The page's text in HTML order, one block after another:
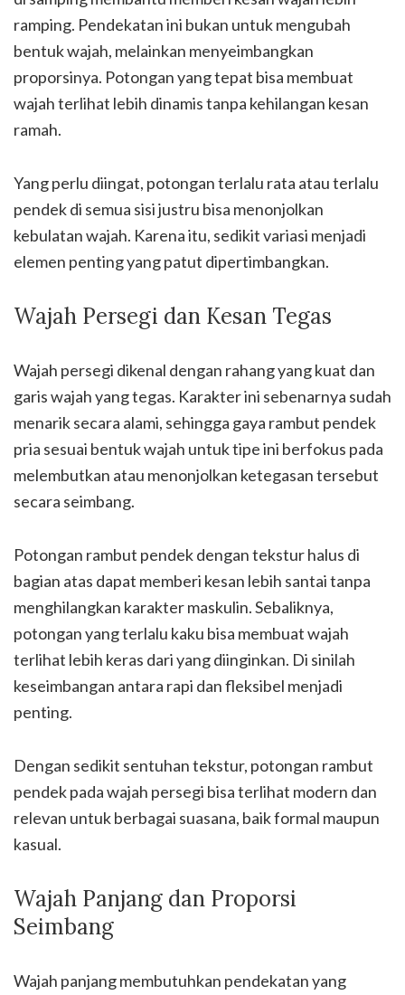
ramping. Pendekatan ini bukan untuk mengubah
bentuk wajah, melainkan menyeimbangkan
proporsinya. Potongan yang tepat bisa membuat
wajah terlihat lebih dinamis tanpa kehilangan kesan
ramah.
Yang perlu diingat, potongan terlalu rata atau terlalu
pendek di semua sisi justru bisa menonjolkan
kebulatan wajah. Karena itu, sedikit variasi menjadi
elemen penting yang patut dipertimbangkan.
Wajah Persegi dan Kesan Tegas
Wajah persegi dikenal dengan rahang yang kuat dan
garis wajah yang tegas. Karakter ini sebenarnya sudah
menarik secara alami, sehingga gaya rambut pendek
pria sesuai bentuk wajah untuk tipe ini berfokus pada
melembutkan atau menonjolkan ketegasan tersebut
secara seimbang.
Potongan rambut pendek dengan tekstur halus di
bagian atas dapat memberi kesan lebih santai tanpa
menghilangkan karakter maskulin. Sebaliknya,
potongan yang terlalu kaku bisa membuat wajah
terlihat lebih keras dari yang diinginkan. Di sinilah
keseimbangan antara rapi dan fleksibel menjadi
penting.
Dengan sedikit sentuhan tekstur, potongan rambut
pendek pada wajah persegi bisa terlihat modern dan
relevan untuk berbagai suasana, baik formal maupun
kasual.
Wajah Panjang dan Proporsi
Seimbang
Wajah panjang membutuhkan pendekatan yang